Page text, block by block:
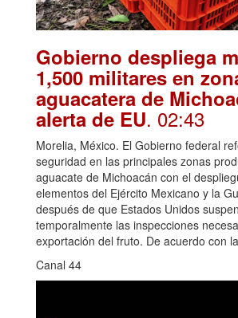
Gobierno despliega
1,500 militares en
aguacatera de
alerta de EU. 02:43
Morelia, México. El Gobierno federal
seguridad en las principales zonas
aguacate de Michoacán con el
elementos del Ejército Mexicano y la
después de que Estados Unidos
temporalmente las inspecciones
exportación del fruto. De acuerdo con
Canal 44